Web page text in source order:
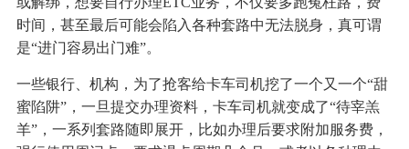
时间，甚至最后可能会陷入各种套路中无法脱身，真可谓
是“进门容易出门难”。
一些银行、机构，为了抢客给卡车司机挖了一个又一个“甜
蜜陷阱”，一旦提交办理资料，卡车司机就变成了“待宰羔
羊”，一系列套路随即展开，比如办理后要求附加服务费，